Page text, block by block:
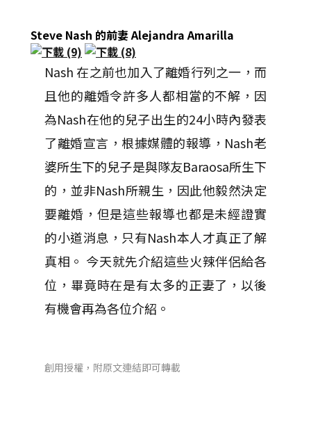
Steve Nash 的前妻 Alejandra Amarilla
Nash 在之前也加入了離婚行列之一，而
且他的離婚令許多人都相當的不解，因
為Nash在他的兒子出生的24小時內發表
了離婚宣言，根據媒體的報導，Nash老
婆所生下的兒子是與隊友Baraosa所生下
的，並非Nash所親生，因此他毅然決定
要離婚，但是這些報導也都是未經證實
的小道消息，只有Nash本人才真正了解
真相。 今天就先介紹這些火辣伴侶給各
位，畢竟時在是有太多的正妻了，以後
有機會再為各位介紹。
創用授權，附原文連結即可轉載